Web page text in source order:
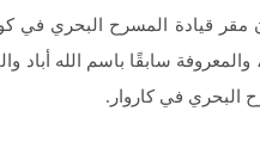
قيادة المسرح البحري في
سابقًا باسم الله أباد
البحري في كاروار.